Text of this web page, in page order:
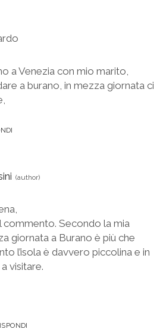
a Venezia con mio marito,
a burano, in mezza giornata ci
commento. Secondo la mia
giornata a Burano è più che
l’isola è davvero piccolina e in
visitare.